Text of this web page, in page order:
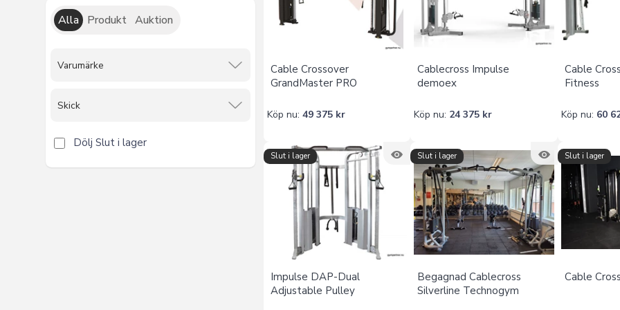
Alla Produkt Auktion
Varumärke
Skick
Dölj Slut i lager
Cable Crossover
GrandMaster PRO
Köp nu: 49 375 kr
Cablecross Impulse
demoex
Köp nu: 24 375 kr
Cable
Fitness
Köp nu: 60
Slut i lager
Impulse DAP-Dual
Adjustable Pulley
Slut i lager
Begagnad Cablecross
Silverline Technogym
Slut i lager
Cable